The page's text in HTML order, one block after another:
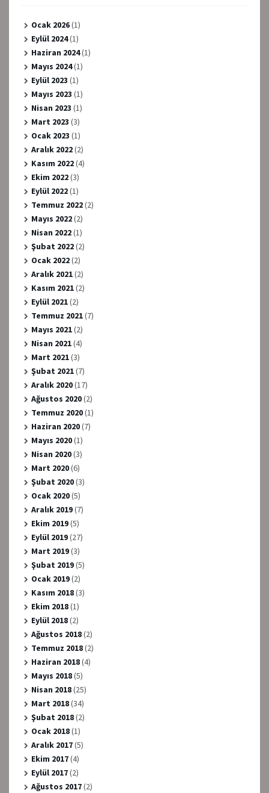
Ocak 2026(1)
Eylül 2024(1)
Haziran 2024(1)
Mayıs 2024(1)
Eylül 2023 (1)
Mayıs 2023 (1)
Nisan 2023 (1)
Mart 2023 (3)
Ocak 2023 (1)
Aralık 2022(2)
Kasım 2022(4)
Ekim 2022(3)
Eylül 2022(1)
Temmuz 2022(2)
Mayıs 2022(2)
Nisan 2022(1)
Şubat 2022(2)
Ocak 2022(2)
Aralık 2021(2)
Kasım 2021(2)
Eylül 2021(2)
Temmuz 2021(7)
Mayıs 2021(2)
Nisan 2021(4)
Mart 2021(3)
Şubat 2021(7)
Aralık 2020(17)
Ağustos 2020(2)
Temmuz 2020(1)
Haziran 2020(7)
Mayıs 2020(1)
Nisan 2020(3)
Mart 2020(6)
Şubat 2020(3)
Ocak 2020(5)
Aralık 2019(7)
Ekim 2019(5)
Eylül 2019(27)
Mart 2019(3)
Şubat 2019(5)
Ocak 2019(2)
Kasım 2018(3)
Ekim 2018(1)
Eylül 2018(2)
Ağustos 2018(2)
Temmuz 2018(2)
Haziran 2018(4)
Mayıs 2018(5)
Nisan 2018(25)
Mart 2018(34)
Şubat 2018(2)
Ocak 2018(1)
Aralık 2017(5)
Ekim 2017(4)
Eylül 2017(2)
Ağustos 2017(2)